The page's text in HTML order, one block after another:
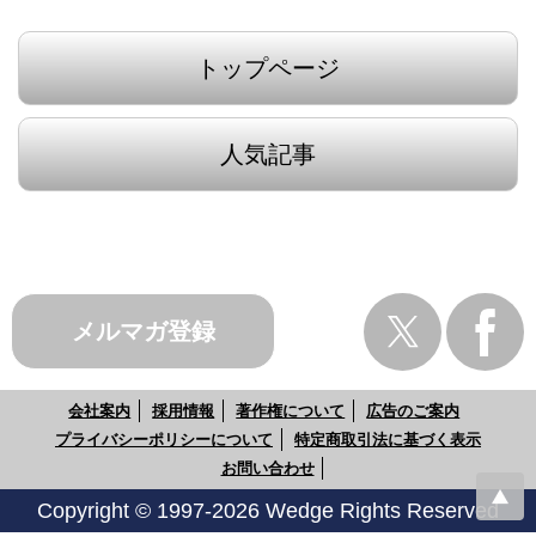
トップページ
人気記事
メルマガ登録
会社案内 採用情報 著作権について
広告のご案内
プライバシーポリシーについて
特定商取引法に基づく表示
お問い合わせ
Copyright © 1997-2026 Wedge Rights Reserved